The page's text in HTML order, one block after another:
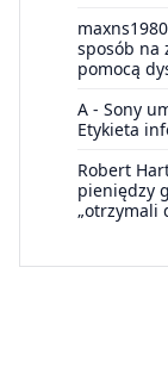
maxns1980
sposób na
pomocą
A - Sony
Etykieta
Robert
pieniędzy
„otrzymali